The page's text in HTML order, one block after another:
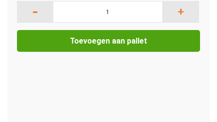
- +
Toevoegen aan pallet